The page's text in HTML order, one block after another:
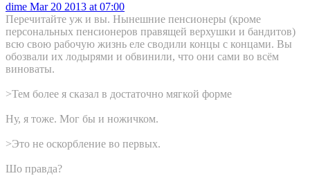
dime Mar 20 2013 at 07:00
Перечитайте уж и вы. Нынешние пенсионеры (кроме
персональных пенсионеров правящей верхушки и бандитов)
всю свою рабочую жизнь еле сводили концы с концами. Вы
обозвали их лодырями и обвинили, что они сами во всём
виноваты.
>Тем более я сказал в достаточно мягкой форме
Ну, я тоже. Мог бы и ножичком.
>Это не оскорбление во первых.
Шо правда?